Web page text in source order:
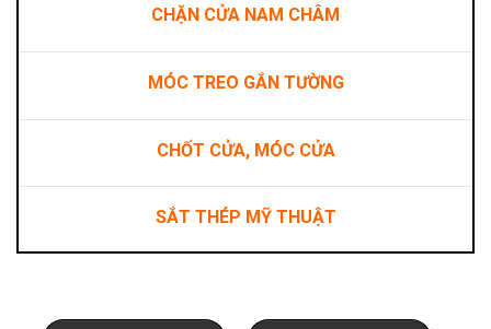
CHẶN CỬA NAM CHÂM
MÓC TREO GẮN TƯỜNG
CHỐT CỬA, MÓC CỬA
SẮT THÉP MỸ THUẬT